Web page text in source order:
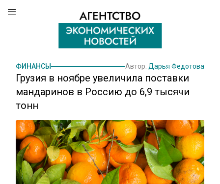
ФИНАНСЫ Автор: Дарья Федотова
Грузия в ноябре увеличила поставки
мандаринов в Россию до 6,9 тысячи
тонн